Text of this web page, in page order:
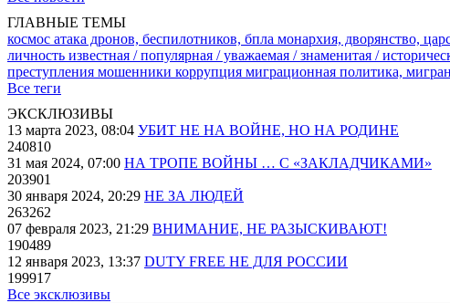
ГЛАВНЫЕ ТЕМЫ
космос атака дронов, беспилотников, бпла монархия, дворянство,
личность известная / популярная / уважаемая / знаменитая /
преступления мошенники коррупция миграционная политика,
Все теги
ЭКСКЛЮЗИВЫ
13 марта 2023, 08:04 УБИТ НЕ НА ВОЙНЕ, НО НА РОДИНЕ
240810
31 мая 2024, 07:00 НА ТРОПЕ ВОЙНЫ … С «ЗАКЛАДЧИКАМИ»
203901
30 января 2024, 20:29 НЕ ЗА ЛЮДЕЙ
263262
07 февраля 2023, 21:29 ВНИМАНИЕ, НЕ РАЗЫСКИВАЮТ!
190489
12 января 2023, 13:37 DUTY FREE НЕ ДЛЯ РОССИИ
199917
Все эксклюзивы